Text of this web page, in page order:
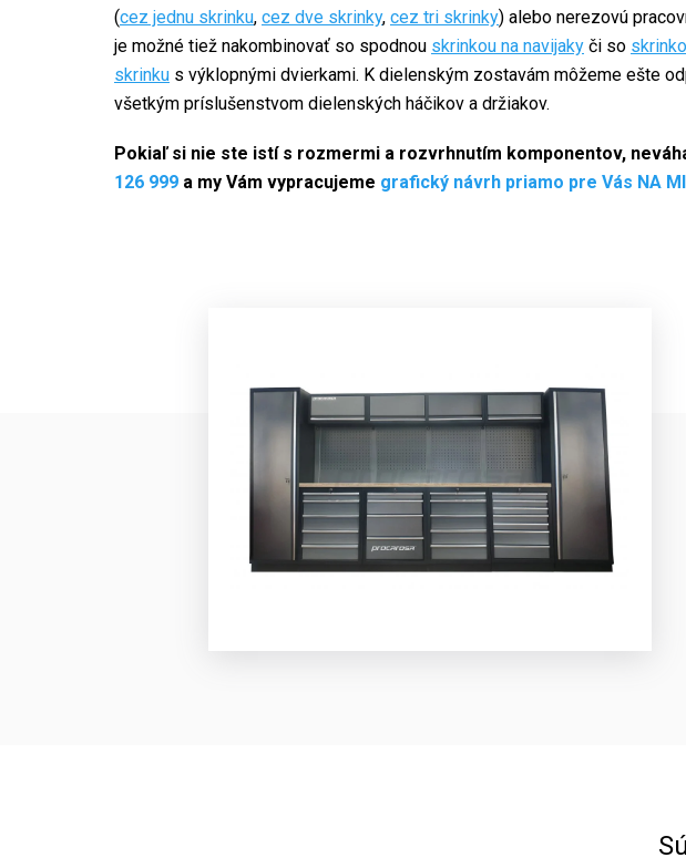
(cez jednu skrinku, cez dve skrinky, cez tri skrinky) alebo nerezovú
je možné tiež nakombinovať so spodnou skrinkou na navijaky či so
skrinku s výklopnými dvierkami. K dielenským zostavám môžeme ešte
všetkým príslušenstvom dielenských háčikov a držiakov.
Pokiaľ si nie ste istí s rozmermi a rozvrhnutím komponentov,
126 999 a my Vám vypracujeme grafický návrh priamo pre Vás NA